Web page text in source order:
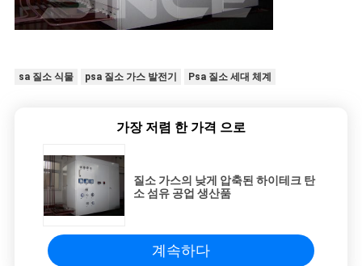
sa 질소 식물 psa 질소 가스 발전기 Psa 질소 세대 체계
가장 저렴 한 가격 으로
질소 가스의 낮게 압축된 하이테크 탄
소 섬유 공업 생산품
계속하다